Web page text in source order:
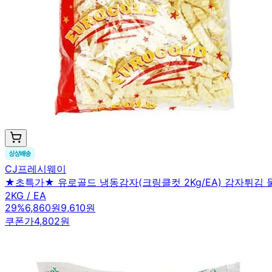
CJ프레시웨이
★초특가★ 유로골드 냉동감자(크링클컷 2Kg/EA) 감자튀김
2KG / EA
29%6,860원9,610원
쿠폰가4,802원